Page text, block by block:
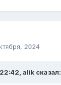
2024
alik сказал: